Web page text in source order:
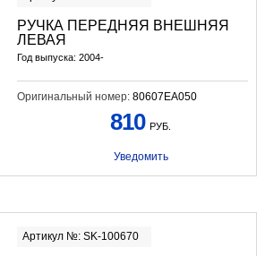
РУЧКА ПЕРЕДНЯЯ ВНЕШНЯЯ
ЛЕВАЯ
Год выпуска: 2004-
Оригинальный номер: 80607EA050
810 РУБ.
Уведомить
Артикул №: SK-100670